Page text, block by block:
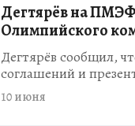
Дегтярёв на
Олимпийского
Дегтярёв сообщил,
соглашений и
10 июня